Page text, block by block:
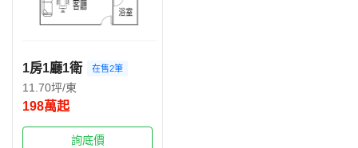
1房1廳1衛 在售2筆
11.70坪/東
198萬起
詢底價